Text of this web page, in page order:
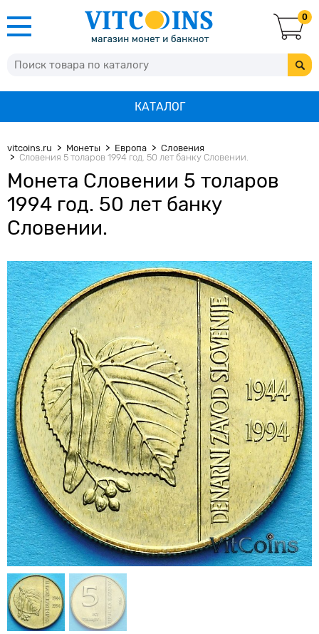
0
КАТАЛОГ
vitcoins.ru Монеты Европа
Словения
Словения 5 толаров 1994 год. 50 лет банку Словении.
Монета Словении 5 толаров
1994 год. 50 лет банку
Словении.